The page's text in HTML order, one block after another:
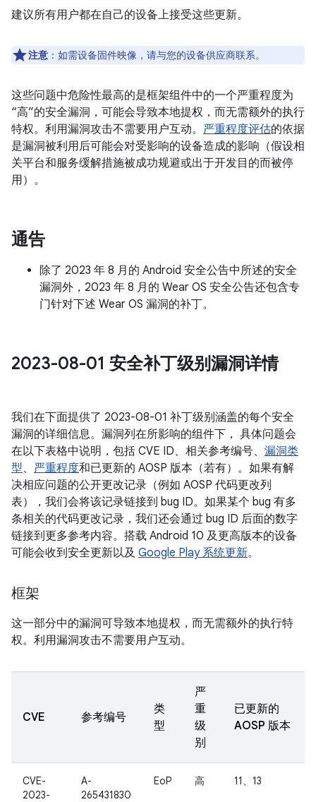
建议所有用户都在自己的设备上接受这些更新。
注意 ：如需设备固件映像，请与您的设备供应商联系。
这些问题中危险性最高的是框架组件中的一个严重程度为
“高”的安全漏洞，可能会导致本地提权，而无需额外的执行
特权。利用漏洞攻击不需要用户互动。 严重程度评估的依据
是漏洞被利用后可能会对受影响的设备造成的影响（假设相
关平台和服务缓解措施被成功规避或出于开发目的而被停
用）。
通告
除了 2023 年 8 月的 Android 安全公告中所述的安全
漏洞外，2023 年 8 月的 Wear OS 安全公告还包含专
门针对下述 Wear OS 漏洞的补丁。
2023-08-01 安全补丁级别漏洞详情
我们在下面提供了 2023-08-01 补丁级别涵盖的每个安全
漏洞的详细信息。漏洞列在所影响的组件下， 具体问题会
在以下表格中说明，包括 CVE ID、相关参考编号、 漏洞类
型、 严重程度和已更新的 AOSP 版本（若有）。如果有解
决相应问题的公开更改记录（例如 AOSP 代码更改列
表），我们会将该记录链接到 bug ID。如果某个 bug 有多
条相关的代码更改记录，我们还会通过 bug ID 后面的数字
链接到更多参考内容。搭载 Android 10 及更高版本的设备
可能会收到安全更新以及 Google Play 系统更新。
框架
这一部分中的漏洞可导致本地提权，而无需额外的执行特
权。利用漏洞攻击不需要用户互动。
CVE 参考编号
类
型
严
重
级
别
已更新的
AOSP 版本
CVE-
2023-
A-
265431830
EoP 高 11、13